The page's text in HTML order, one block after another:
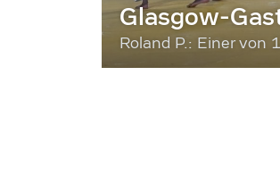
Glasgow-
Roland P.: Einer von